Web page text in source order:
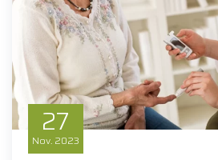
27
Nov. 2023